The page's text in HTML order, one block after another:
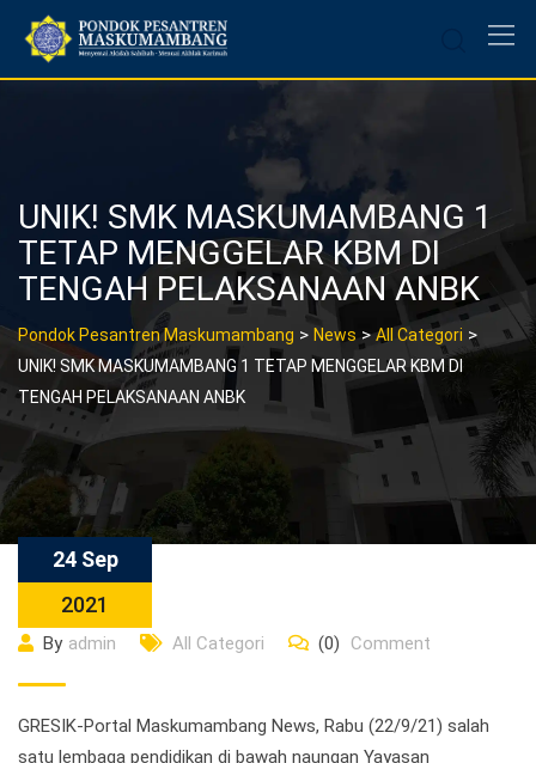
content
UNIK! SMK MASKUMAMBANG 1
TETAP MENGGELAR KBM DI
TENGAH PELAKSANAAN ANBK
Pondok Pesantren Maskumambang > News >All Categori >
UNIK! SMK MASKUMAMBANG 1 TETAP MENGGELAR KBM DI
TENGAH PELAKSANAAN ANBK
24 Sep
2021
By admin All Categori (0) Comment
GRESIK-Portal Maskumambang News, Rabu (22/9/21) salah
satu lembaga pendidikan di bawah naungan Yayasan